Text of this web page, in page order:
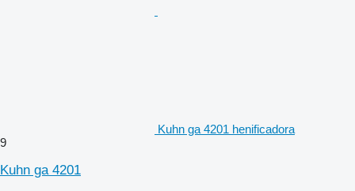
Kuhn ga 4201 henificadora
9
Kuhn ga 4201